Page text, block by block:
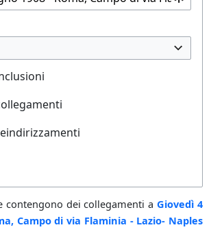
contengono dei collegamenti aGiovedì 4
Campo di via Flaminia - Lazio- Naples